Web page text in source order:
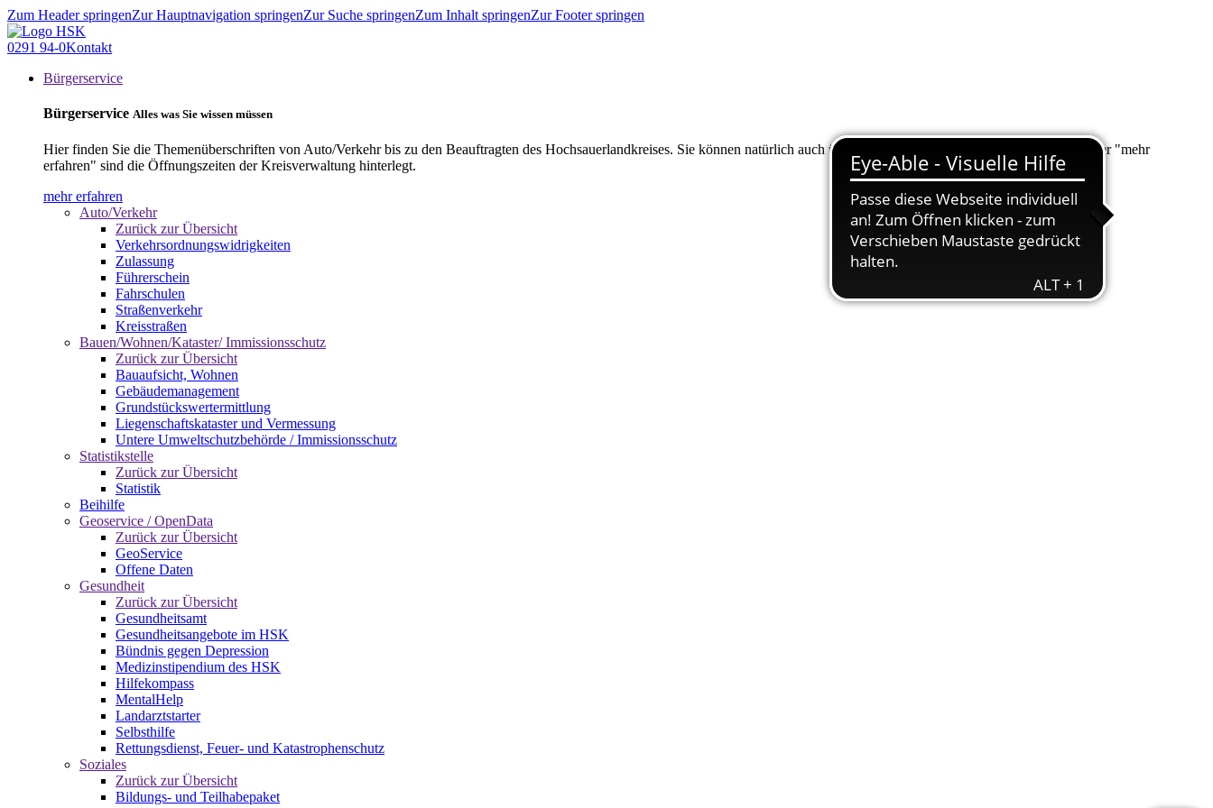
Zum Header springenZur Hauptnavigation springenZur Suche springenZum Inhalt springenZur Footer springen
0291 94-0Kontakt
Bürgerservice
Bürgerservice Alles was Sie wissen müssen
Hier finden Sie die Themenüberschriften von Auto/Verkehr bis zu den Beauftragten des Hochsauerlandkreises. Sie können natürlich auch über "Suche" nach Ihrem Anliegen suchen. Unter "mehr
erfahren" sind die Öffnungszeiten der Kreisverwaltung hinterlegt.
mehr erfahren
Auto/Verkehr
Zurück zur Übersicht
Verkehrsordnungswidrigkeiten
Zulassung
Führerschein
Fahrschulen
Straßenverkehr
Kreisstraßen
Bauen/Wohnen/Kataster/ Immissionsschutz
Zurück zur Übersicht
Bauaufsicht, Wohnen
Gebäudemanagement
Grundstückswertermittlung
Liegenschaftskataster und Vermessung
Untere Umweltschutzbehörde / Immissionsschutz
Statistikstelle
Zurück zur Übersicht
Statistik
Beihilfe
Geoservice / OpenData
Zurück zur Übersicht
GeoService
Offene Daten
Gesundheit
Zurück zur Übersicht
Gesundheitsamt
Gesundheitsangebote im HSK
Bündnis gegen Depression
Medizinstipendium des HSK
Hilfekompass
MentalHelp
Landarztstarter
Selbsthilfe
Rettungsdienst, Feuer- und Katastrophenschutz
Soziales
Zurück zur Übersicht
Bildungs- und Teilhabepaket